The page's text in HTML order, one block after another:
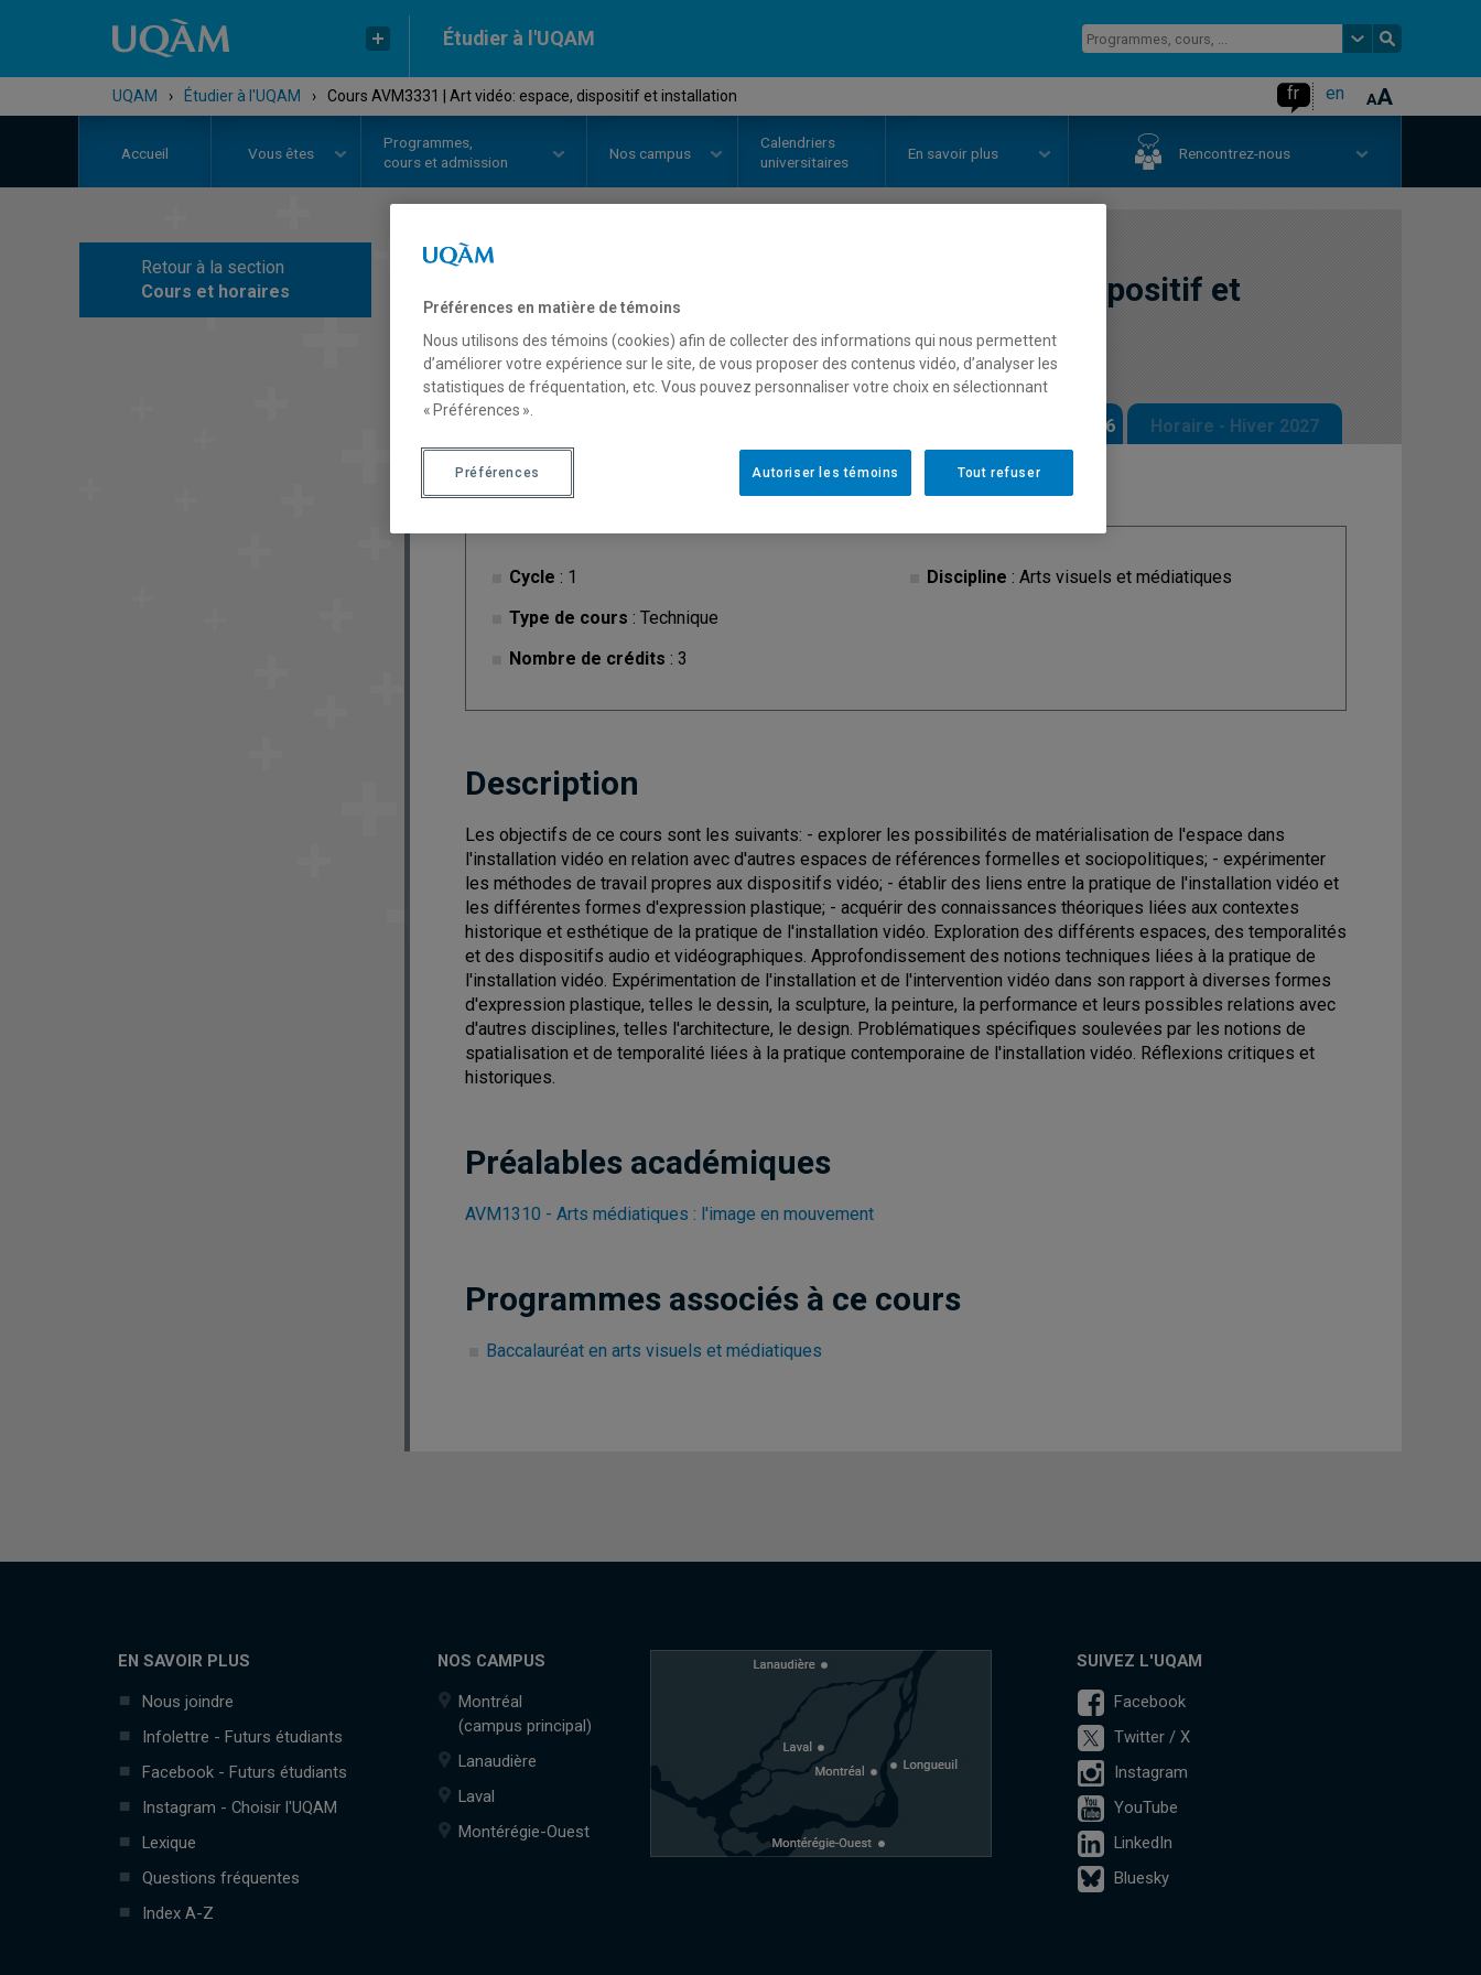
Étudier à l'UQAM
UQAM › Étudier à l'UQAM › Cours AVM3331 | Art vidéo: espace, dispositif et installation fr en
Accueil Vous êtes
Programmes,
cours et admission
Nos campus
Calendriers
universitaires
En savoir plus Rencontrez-nous
Retour à la section
Cours et horaires
Art vidéo: espace, dispositif et
installation
Horaire - Automne 2026 Horaire - Hiver 2027
Cycle : 1
Type de cours : Technique
Nombre de crédits : 3
Discipline : Arts visuels et médiatiques
Description
Les objectifs de ce cours sont les suivants: - explorer les possibilités de matérialisation de l'espace dans
l'installation vidéo en relation avec d'autres espaces de références formelles et sociopolitiques; - expérimenter
les méthodes de travail propres aux dispositifs vidéo; - établir des liens entre la pratique de l'installation vidéo et
les différentes formes d'expression plastique; - acquérir des connaissances théoriques liées aux contextes
historique et esthétique de la pratique de l'installation vidéo. Exploration des différents espaces, des temporalités
et des dispositifs audio et vidéographiques. Approfondissement des notions techniques liées à la pratique de
l'installation vidéo. Expérimentation de l'installation et de l'intervention vidéo dans son rapport à diverses formes
d'expression plastique, telles le dessin, la sculpture, la peinture, la performance et leurs possibles relations avec
d'autres disciplines, telles l'architecture, le design. Problématiques spécifiques soulevées par les notions de
spatialisation et de temporalité liées à la pratique contemporaine de l'installation vidéo. Réflexions critiques et
historiques.
Préalables académiques
AVM1310 - Arts médiatiques : l'image en mouvement
Programmes associés à ce cours
Baccalauréat en arts visuels et médiatiques
EN SAVOIR PLUS
Nous joindre
Infolettre - Futurs étudiants
Facebook - Futurs étudiants
Instagram - Choisir l'UQAM
Lexique
Questions fréquentes
Index A-Z
NOS CAMPUS
Montréal
(campus principal)
Lanaudière
Laval
Montérégie-Ouest
SUIVEZ L'UQAM
Facebook
Twitter / X
Instagram
YouTube
LinkedIn
Bluesky
Préférences en matière de témoins
Nous utilisons des témoins (cookies) afin de collecter des informations qui nous permettent
d’améliorer votre expérience sur le site, de vous proposer des contenus vidéo, d’analyser les
statistiques de fréquentation, etc. Vous pouvez personnaliser votre choix en sélectionnant
« Préférences ».
Tout refuser
Autoriser les témoins
Préférences